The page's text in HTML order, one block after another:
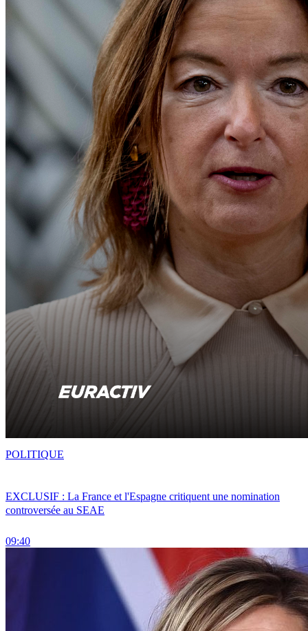
EXCLUSIF : La France et l'Espagne critiquent une nomination
controversée au SEAE
09:40
POLITIQUE